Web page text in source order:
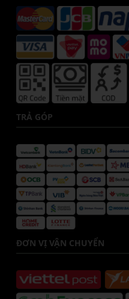
TRẢ GÓP
ĐƠN VỊ VẬN CHUYỂN